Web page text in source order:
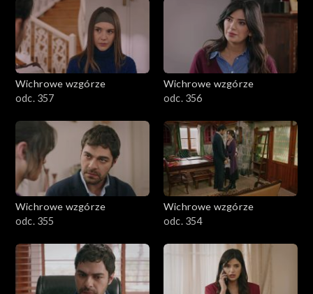
Wichrowe wzgórze
odc. 357
Wichrowe wzgórze
odc. 356
Wichrowe wzgórze
odc. 355
Wichrowe wzgórze
odc. 354